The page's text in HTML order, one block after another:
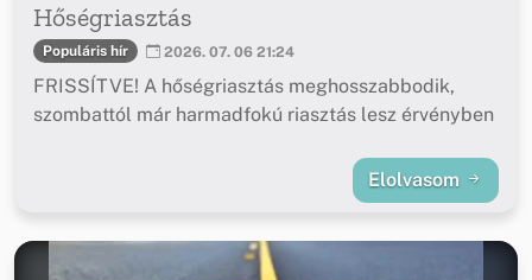
Hőségriasztás
Populáris hír 2026. 07. 06 21:24
FRISSÍTVE! A hőségriasztás meghosszabbodik,
szombattól már harmadfokú riasztás lesz érvényben
Elolvasom